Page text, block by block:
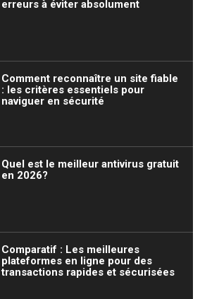
erreurs à éviter absolument
Comment reconnaître un site fiable
: les critères essentiels pour
naviguer en sécurité
Quel est le meilleur antivirus gratuit
en 2026?
Comparatif : Les meilleures
plateformes en ligne pour des
transactions rapides et sécurisées